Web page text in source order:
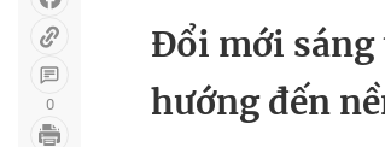
An Sinh
0
Đổi mới sáng
hướng đến